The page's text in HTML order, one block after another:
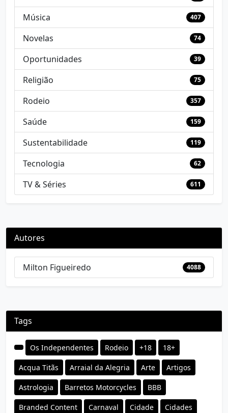
Música 407
Novelas 74
Oportunidades 39
Religião 75
Rodeio 357
Saúde 159
Sustentabilidade 119
Tecnologia 62
TV & Séries 611
Autores
Milton Figueiredo 4088
Tags
Os Independentes Rodeio +18 18+
Acqua Titãs Arraial da Alegria Arte Artigos
Astrologia Barretos Motorcycles BBB
Branded Content Carnaval Cidade Cidades